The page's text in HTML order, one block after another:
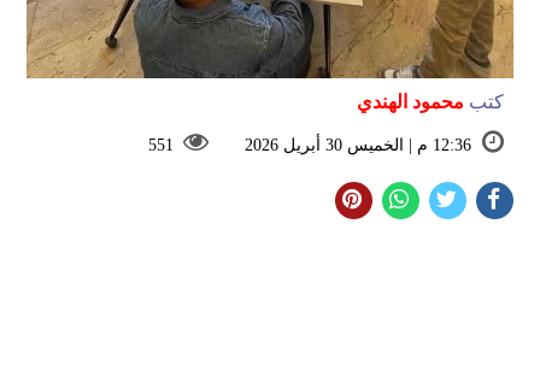
كتب محمود الهندي
12:36 م | الخميس 30 أبريل 2026 551